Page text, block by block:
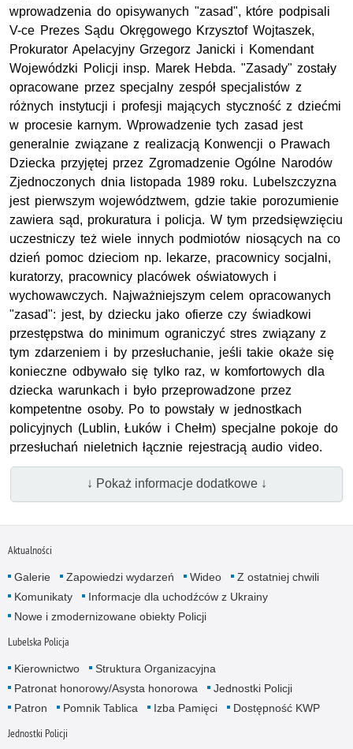
wprowadzenia do opisywanych "zasad", które podpisali
V-ce Prezes Sądu Okręgowego Krzysztof Wojtaszek,
Prokurator Apelacyjny Grzegorz Janicki i Komendant
Wojewódzki Policji insp. Marek Hebda. "Zasady" zostały
opracowane przez specjalny zespół specjalistów z
różnych instytucji i profesji mających styczność z dziećmi
w procesie karnym. Wprowadzenie tych zasad jest
generalnie związane z realizacją Konwencji o Prawach
Dziecka przyjętej przez Zgromadzenie Ogólne Narodów
Zjednoczonych dnia listopada 1989 roku. Lubelszczyzna
jest pierwszym województwem, gdzie takie porozumienie
zawiera sąd, prokuratura i policja. W tym przedsięwzięciu
uczestniczy też wiele innych podmiotów niosących na co
dzień pomoc dzieciom np. lekarze, pracownicy socjalni,
kuratorzy, pracownicy placówek oświatowych i
wychowawczych. Najważniejszym celem opracowanych
"zasad": jest, by dziecku jako ofierze czy świadkowi
przestępstwa do minimum ograniczyć stres związany z
tym zdarzeniem i by przesłuchanie, jeśli takie okaże się
konieczne odbywało się tylko raz, w komfortowych dla
dziecka warunkach i było przeprowadzone przez
kompetentne osoby. Po to powstały w jednostkach
policyjnych (Lublin, Łuków i Chełm) specjalne pokoje do
przesłuchań nieletnich łącznie rejestracją audio video.
↓ Pokaż informacje dodatkowe ↓
Aktualności
Galerie Zapowiedzi wydarzeń Wideo
Z ostatniej chwili
Komunikaty
Informacje dla uchodźców z Ukrainy
Nowe i zmodernizowane obiekty Policji
Lubelska Policja
Kierownictwo
Struktura Organizacyjna
Patronat honorowy/Asysta honorowa
Jednostki Policji
Patron
Pomnik Tablica Izba Pamięci Dostępność KWP
Jednostki Policji